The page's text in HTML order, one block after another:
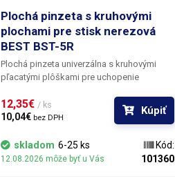
Plochá pinzeta s kruhovými
plochami pre stisk nerezová
BEST BST-5R
Plochá pinzeta univerzálna s kruhovými
pľacatými plôškami pre uchopenie
antimagnetickej ocele. Vhodná pre
pridržanie väčších súčiastok.
12,35€ / ks
10,04€ bez DPH
Kúpiť
skladom 6-25 ks
12.08.2026 môže byť u Vás
Kód:
101360